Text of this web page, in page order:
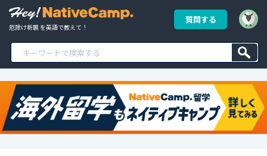
厄除け祈願 を英語で教えて！
質問する